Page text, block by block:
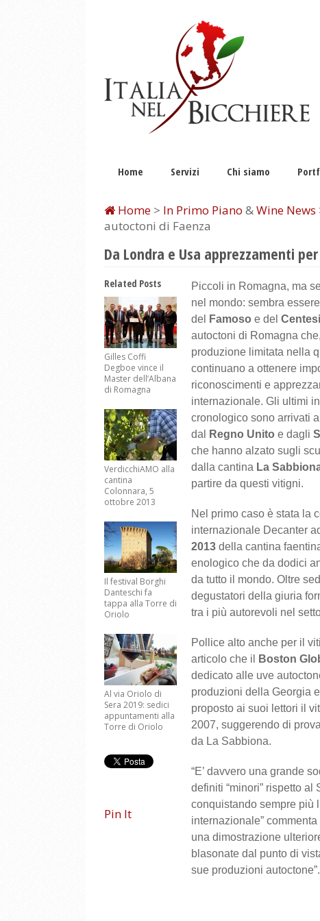
Home Servizi Chi siamo
Home > In Primo Piano &Wine News
autoctoni di Faenza
Da Londra e Usa apprezzamenti
Piccoli in Romagna, ma
nel mondo: sembra
del
Famoso e del
autoctoni di Romagna
produzione limitata nella
continuano a ottenere
riconoscimenti e
internazionale. Gli ultimi
cronologico sono arrivati
dal
Regno Unito e dagli
che hanno alzato sugli
dalla cantina La
partire da questi vitigni.
Nel primo caso è stata la
internazionale Decanter
2013 della cantina
enologico che da dodici
da tutto il mondo. Oltre
degustatori della giuria
tra i più autorevoli nel
Pollice alto anche per il
articolo che il
Boston
dedicato alle uve
produzioni della Georgia
proposto ai suoi lettori il
2007, suggerendo di
da La Sabbiona.
“E’ davvero una grande
definiti “minori” rispetto
conquistando sempre più
internazionale” commenta
una dimostrazione
blasonate dal punto di
sue produzioni autoctone”.
Related Posts
Gilles Coffi
Degboe vince il
Master dell’Albana
di Romagna
VerdicchiAMO alla
cantina
Colonnara, 5
ottobre 2013
Il festival Borghi
Danteschi fa
tappa alla Torre di
Oriolo
Al via Oriolo di
Sera 2019: sedici
appuntamenti alla
Torre di Oriolo
Pin It